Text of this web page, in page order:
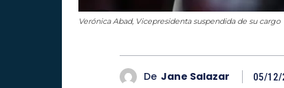
Verónica Abad, Vicepresidenta suspendida de su cargo
De Jane Salazar 05/12/